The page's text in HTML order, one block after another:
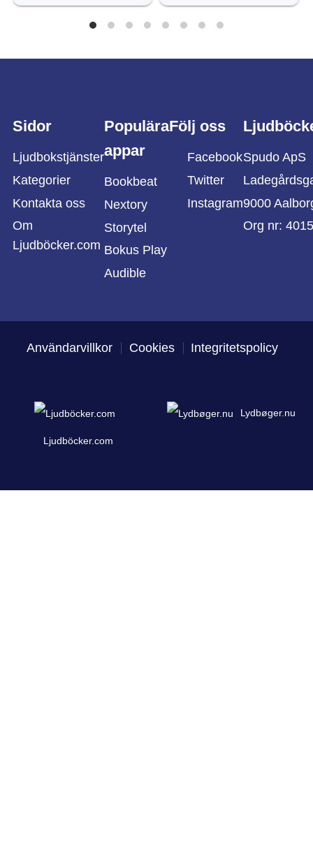
Sidor
Ljudbokstjänster
Kategorier
Kontakta oss
Om
Ljudböcker.com
Populära
appar
Bookbeat
Nextory
Storytel
Bokus Play
Audible
Följ oss
Facebook
Twitter
Instagram
Spudo ApS
9000
Org nr:
Användarvillkor Cookies Integritetspolicy
Ljudböcker.com
Lydbøger.nu